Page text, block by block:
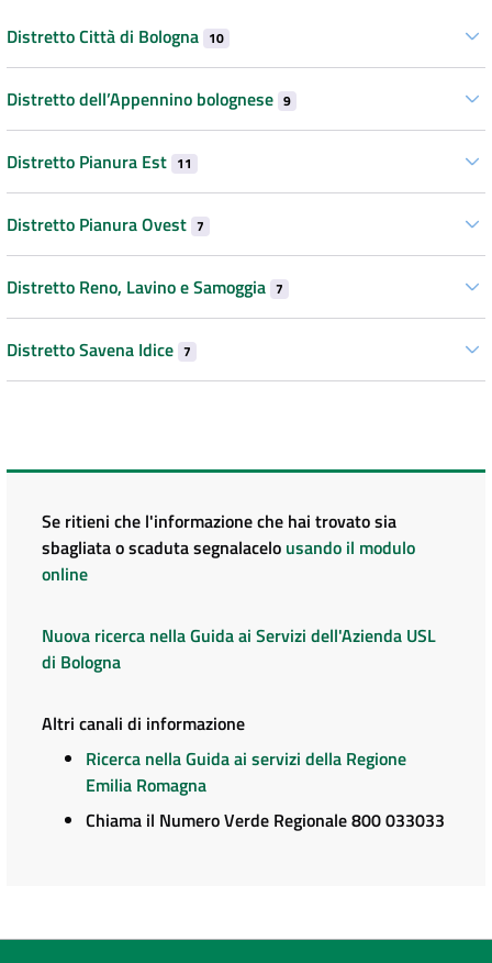
Distretto Città di Bologna 10
Distretto dell’Appennino bolognese 9
Distretto Pianura Est 11
Distretto Pianura Ovest 7
Distretto Reno, Lavino e Samoggia 7
Distretto Savena Idice 7
Se ritieni che l'informazione che hai trovato sia
sbagliata o scaduta segnalacelo usando il modulo
online
Nuova ricerca nella Guida ai Servizi dell'Azienda USL
di Bologna
Altri canali di informazione
Ricerca nella Guida ai servizi della Regione
Emilia Romagna
Chiama il Numero Verde Regionale 800 033033